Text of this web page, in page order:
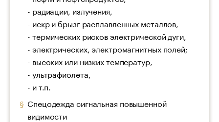
- радиации, излучения,
- искр и брызг расплавленных металлов,
- термических рисков электрической дуги,
- электрических, электромагнитных полей;
- высоких или низких температур,
- ультрафиолета,
- и т.п.
Спецодежда сигнальная повышенной
видимости